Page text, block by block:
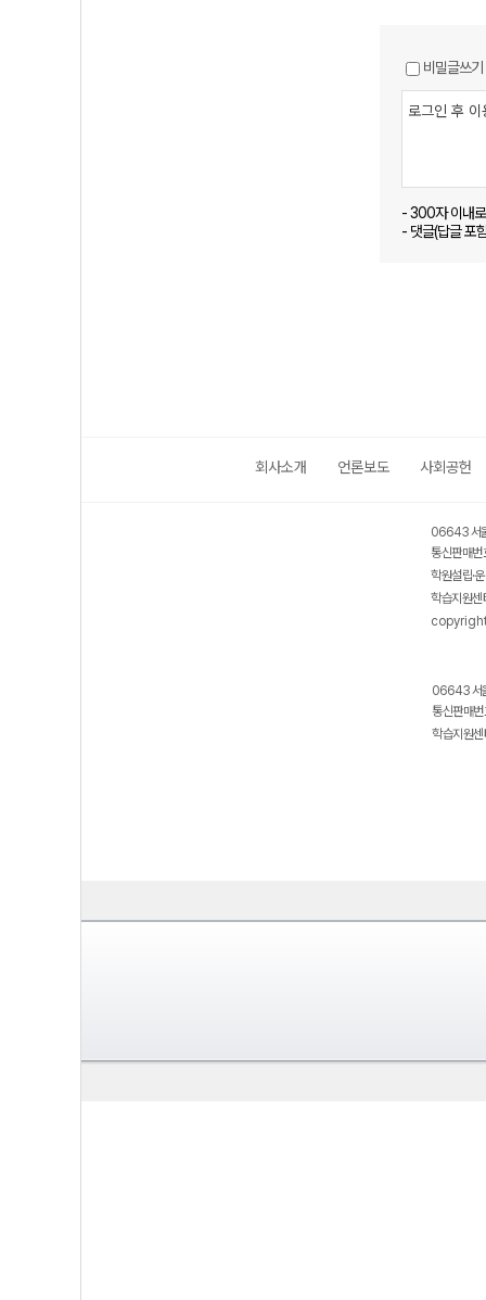
비밀글쓰기
- 300자 이내
- 댓글(답글 포
회사소개 언론보도 사회공헌
06643 서
통신판매
학원설립·
학습지원
06643 서
통신판매
학습지원